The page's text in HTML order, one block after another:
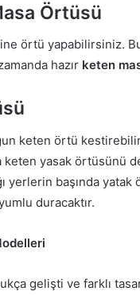
Örtüsü
örtü yapabilirsiniz.
hazır keten
keten örtü
keten yasak örtüsünü
yerlerin başında
duracaktır.
gelişti ve farklı